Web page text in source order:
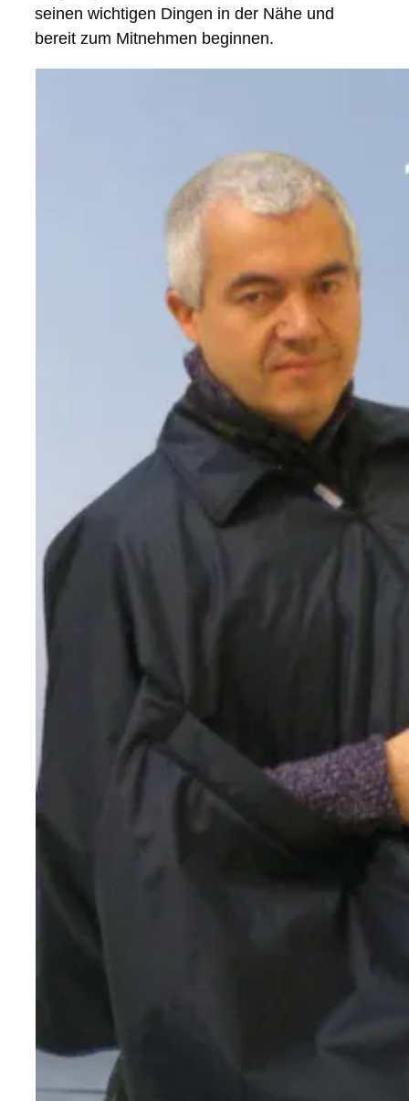
seinen wichtigen Dingen in der Nähe und
bereit zum Mitnehmen beginnen.